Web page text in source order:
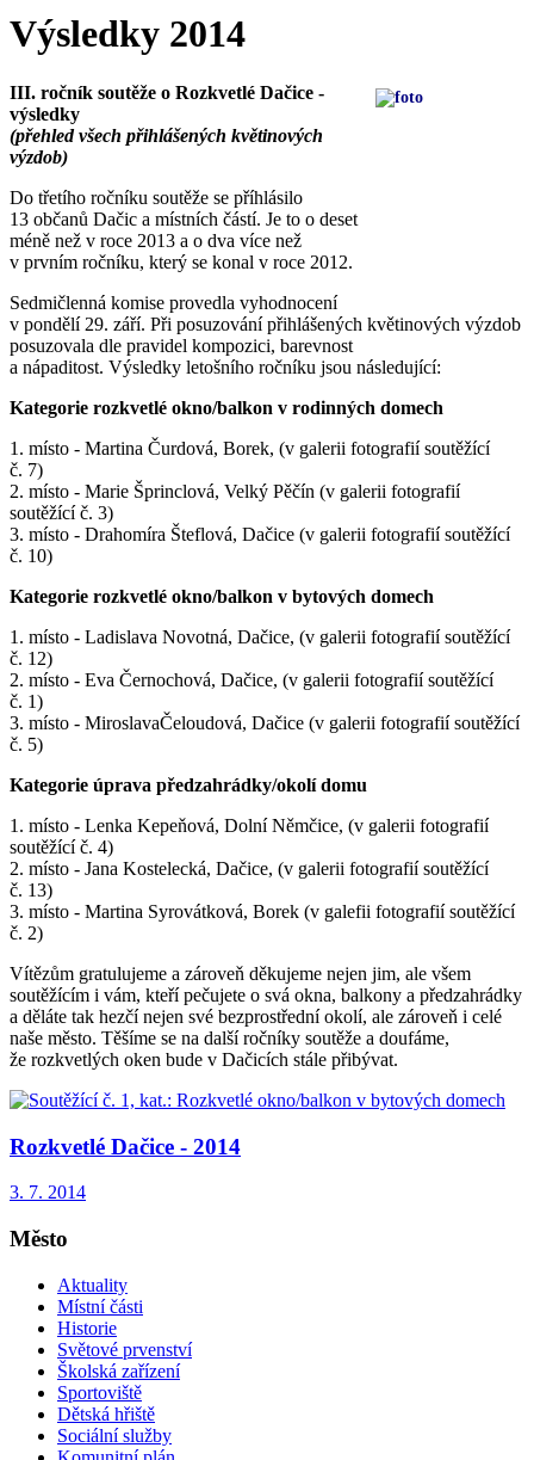
Výsledky 2014
III. ročník soutěže o Rozkvetlé Dačice -
výsledky
(přehled všech přihlášených květinových
výzdob)
Do třetího ročníku soutěže se příhlásilo
13 občanů Dačic a místních částí. Je to o deset
méně než v roce 2013 a o dva více než
v prvním ročníku, který se konal v roce 2012.
Sedmičlenná komise provedla vyhodnocení
v pondělí 29. září. Při posuzování přihlášených květinových výzdob
posuzovala dle pravidel kompozici, barevnost
a nápaditost. Výsledky letošního ročníku jsou následující:
Kategorie rozkvetlé okno/balkon v rodinných domech
1. místo - Martina Čurdová, Borek, (v galerii fotografií soutěžící
č. 7)
2. místo - Marie Šprinclová, Velký Pěčín (v galerii fotografií
soutěžící č. 3)
3. místo - Drahomíra Šteflová, Dačice (v galerii fotografií soutěžící
č. 10)
Kategorie rozkvetlé okno/balkon v bytových domech
1. místo - Ladislava Novotná, Dačice, (v galerii fotografií soutěžící
č. 12)
2. místo - Eva Černochová, Dačice, (v galerii fotografií soutěžící
č. 1)
3. místo - MiroslavaČeloudová, Dačice (v galerii fotografií soutěžící
č. 5)
Kategorie úprava předzahrádky/okolí domu
1. místo - Lenka Kepeňová, Dolní Němčice, (v galerii fotografií
soutěžící č. 4)
2. místo - Jana Kostelecká, Dačice, (v galerii fotografií soutěžící
č. 13)
3. místo - Martina Syrovátková, Borek (v galefii fotografií soutěžící
č. 2)
Vítězům gratulujeme a zároveň děkujeme nejen jim, ale všem
soutěžícím i vám, kteří pečujete o svá okna, balkony a předzahrádky
a děláte tak hezčí nejen své bezprostřední okolí, ale zároveň i celé
naše město. Těšíme se na další ročníky soutěže a doufáme,
že rozkvetlých oken bude v Dačicích stále přibývat.
Rozkvetlé Dačice - 2014
3. 7. 2014
Město
Aktuality
Místní části
Historie
Světové prvenství
Školská zařízení
Sportoviště
Dětská hřiště
Sociální služby